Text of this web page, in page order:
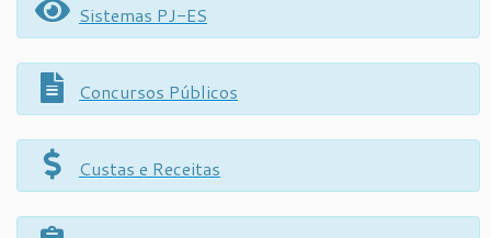
Sistemas PJ-ES
Concursos Públicos
Custas e Receitas